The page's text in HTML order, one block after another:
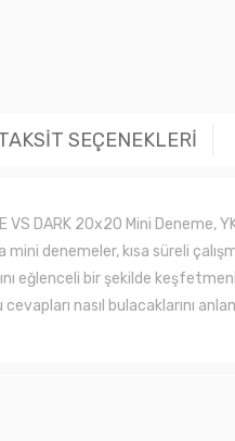
SEÇENEKLERİ
VS DARK 20x20 Mini
denemeler, kısa süreli
eğlenceli bir şekilde
nasıl bulacaklarını